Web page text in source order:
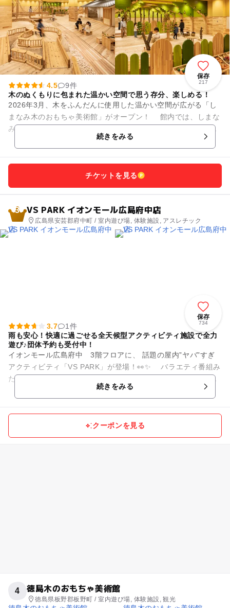
保存
217
4.5
9件
木のぬくもりに包まれた温かい空間で思う存分、楽しめる！
2026年3月、木をふんだんに使用した温かい空間が広がる「し
まなみ木のおもちゃ美術館」がオープン！ 館内では、しまな
みの海と橋、サイクリングロードをモチーフにした室内遊びや
続きをみる
チケットを見る
3 VS PARK イオンモール広島府中店
広島県安芸郡府中町 / 室内遊び場, 体験施設, アスレチック
保存
734
3.7
1件
雨も安心！快適に過ごせる全天候型アクティビティ施設で全力
遊び♪団体予約も受付中！
イオンモール広島府中 3階フロアに、 話題の屋内”ヤバ”すぎ
アクティビティ「VS PARK」が登場！👀✨ バラエティ番組み
たいな、おもしろくて、周りで見ている人も一緒に盛り上がれ
続きをみる
クーポンを見る
4 徳島木のおもちゃ美術館
徳島県板野郡板野町 / 室内遊び場, 体験施設, 観光